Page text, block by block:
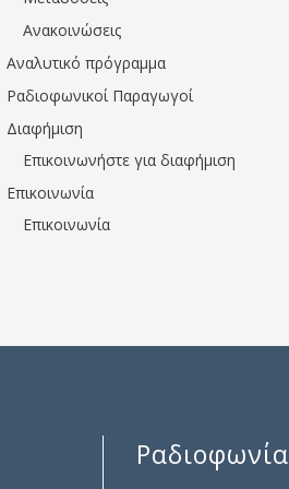
Ανακοινώσεις
Αναλυτικό πρόγραμμα
Ραδιοφωνικοί Παραγωγοί
Διαφήμιση
Επικοινωνήστε για διαφήμιση
Επικοινωνία
Επικοινωνία
Ραδιοφωνία